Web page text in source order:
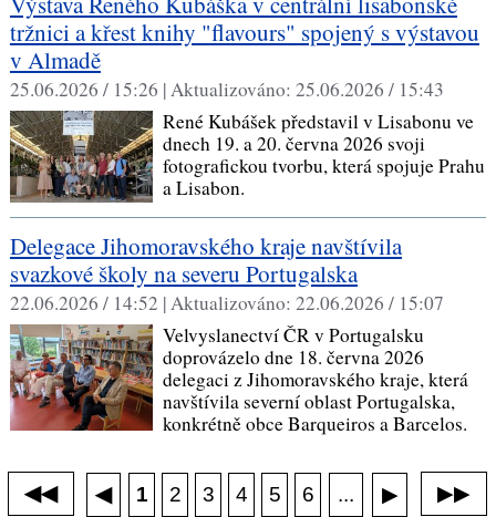
tržnici a křest knihy "flavours" spojený s výstavou
v Almadě
25.06.2026 / 15:26 |Aktualizováno: 25.06.2026 / 15:43
René Kubášek představil v Lisabonu ve
dnech 19. a 20. června 2026 svoji
fotografickou tvorbu, která spojuje Prahu
a Lisabon.
Delegace Jihomoravského kraje navštívila
svazkové školy na severu Portugalska
22.06.2026 / 14:52 |Aktualizováno: 22.06.2026 / 15:07
Velvyslanectví ČR v Portugalsku
doprovázelo dne 18. června 2026
delegaci z Jihomoravského kraje, která
navštívila severní oblast Portugalska,
konkrétně obce Barqueiros a Barcelos.
◀◀ ◀ 1 2 3 4 5 6 ... ▶ ▶▶